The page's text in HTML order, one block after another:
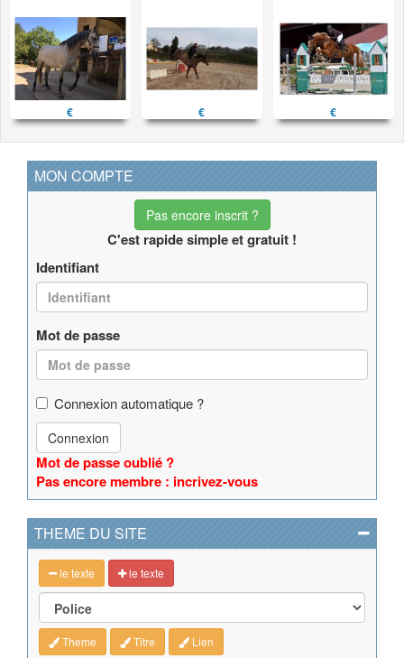
€ € €
MON COMPTE
Pas encore inscrit ?
C'est rapide simple et gratuit !
Identifiant
Mot de passe
Connexion automatique ?
Connexion
Mot de passe oublié ?
Pas encore membre : incrivez-vous
THEME DU SITE
le texte le texte
Theme Titre Lien